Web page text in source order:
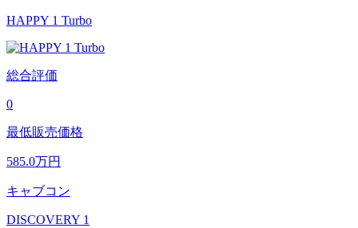
HAPPY 1 Turbo
総合評価
0
最低販売価格
585.0万円
キャブコン
DISCOVERY 1